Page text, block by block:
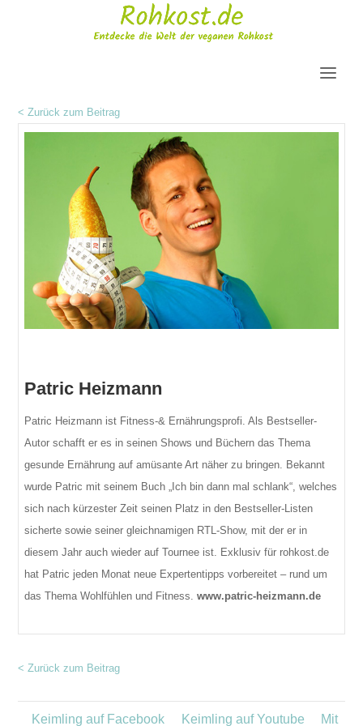
< Zurück zum Beitrag
Patric Heizmann
Patric Heizmann ist Fitness-& Ernährungsprofi. Als Bestseller-
Autor schafft er es in seinen Shows und Büchern das Thema
gesunde Ernährung auf amüsante Art näher zu bringen. Bekannt
wurde Patric mit seinem Buch „Ich bin dann mal schlank“, welches
sich nach kürzester Zeit seinen Platz in den Bestseller-Listen
sicherte sowie seiner gleichnamigen RTL-Show, mit der er in
diesem Jahr auch wieder auf Tournee ist. Exklusiv für rohkost.de
hat Patric jeden Monat neue Expertentipps vorbereitet – rund um
das Thema Wohlfühlen und Fitness. www.patric-heizmann.de
< Zurück zum Beitrag
Keimling auf Facebook Keimling auf Youtube Mit